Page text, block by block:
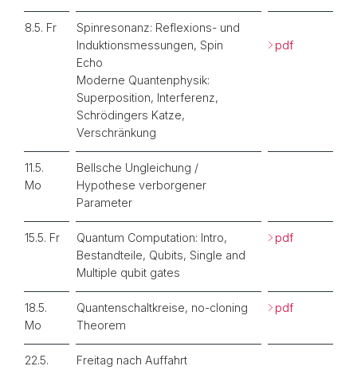
8.5. Fr
Spinresonanz: Reflexions- und
Induktionsmessungen, Spin
Echo
Moderne Quantenphysik:
Superposition, Interferenz,
Schrödingers Katze,
Verschränkung
pdf
11.5.
Mo
Bellsche Ungleichung /
Hypothese verborgener
Parameter
15.5. Fr
Quantum Computation: Intro,
Bestandteile, Qubits, Single and
Multiple qubit gates
pdf
18.5.
Mo
Quantenschaltkreise, no-cloning
Theorem
pdf
22.5.
Freitag nach Auffahrt